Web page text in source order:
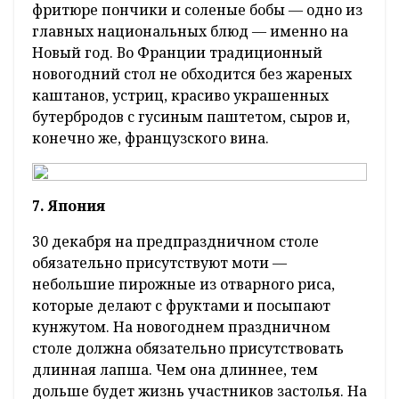
фритюре пончики и соленые бобы — одно из
главных национальных блюд — именно на
Новый год. Во Франции традиционный
новогодний стол не обходится без жареных
каштанов, устриц, красиво украшенных
бутербродов с гусиным паштетом, сыров и,
конечно же, французского вина.
7. Япония
30 декабря на предпраздничном столе
обязательно присутствуют моти —
небольшие пирожные из отварного риса,
которые делают с фруктами и посыпают
кунжутом. На новогоднем праздничном
столе должна обязательно присутствовать
длинная лапша. Чем она длиннее, тем
дольше будет жизнь участников застолья. На